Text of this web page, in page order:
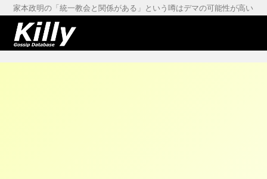
家本政明の「統一教会と関係がある」という噂はデマの可能性が高い